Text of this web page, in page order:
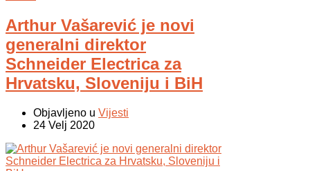
Arthur Vašarević je novi
generalni direktor
Schneider Electrica za
Hrvatsku, Sloveniju i BiH
Objavljeno u Vijesti
24 Velj 2020